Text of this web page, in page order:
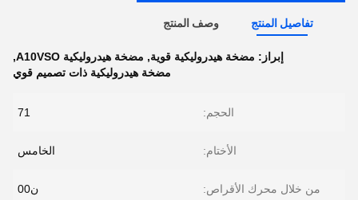
تفاصيل المنتج وصف المنتج
إبراز: مضخة هيدروليكية قوية, مضخة هيدروليكية A10VSO
,
مضخة هيدروليكية ذات تصميم قوي
الحجم: 71
الأختام: الخامس
من خلال محرك الأقراص: ن00